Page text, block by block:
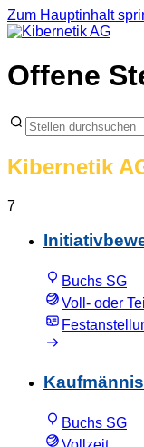
Zum Hauptinhalt
Offene
Kibernetik
7
Buchs SG
Voll- oder
Buchs SG